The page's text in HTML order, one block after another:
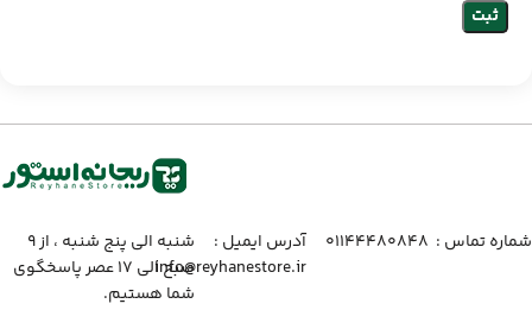
شماره تماس :‌ ۰۱۱۴۴۴۸۰۸۴۸
آدرس ایمیل :‌
info@reyhanestore.ir
شنبه الی پنج شنبه ، از ۹
صبح الی ۱۷ عصر پاسخگوی
شما هستیم.